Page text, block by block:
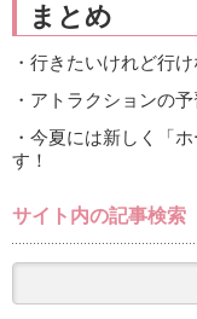
まとめ
・行きたいけれど行
・アトラクションの
・今夏には新しく「
す！
サイト内の記事検索